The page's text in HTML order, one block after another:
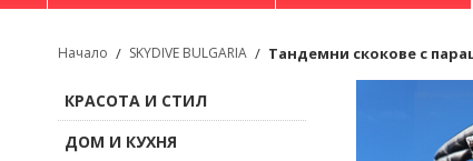
Начало / SKYDIVE BULGARIA / Тандемни скокове с
КРАСОТА И СТИЛ
ДОМ И КУХНЯ